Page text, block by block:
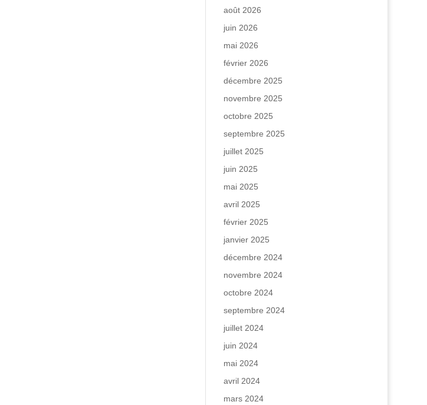
août 2026
juin 2026
mai 2026
février 2026
décembre 2025
novembre 2025
octobre 2025
septembre 2025
juillet 2025
juin 2025
mai 2025
avril 2025
février 2025
janvier 2025
décembre 2024
novembre 2024
octobre 2024
septembre 2024
juillet 2024
juin 2024
mai 2024
avril 2024
mars 2024